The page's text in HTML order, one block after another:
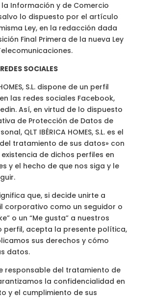
Información y de Comercio
lo dispuesto por el artículo
Ley, en la redacción dada
Final Primera de la nueva Ley
SOCIALES
S.L. dispone de un perfil
las redes sociales Facebook,
Así, en virtud de lo dispuesto
de Protección de Datos de
QLT IBÉRICA HOMES, S.L. es el
tratamiento de sus datos» con
de dichos perfiles en
y el hecho de que nos siga y le
que, si decide unirte a
corporativo como un seguidor o
o un “Me gusta” a nuestros
perfil, acepta la presente política,
sus derechos y cómo
datos.
responsable del tratamiento de
la confidencialidad en
y el cumplimiento de sus